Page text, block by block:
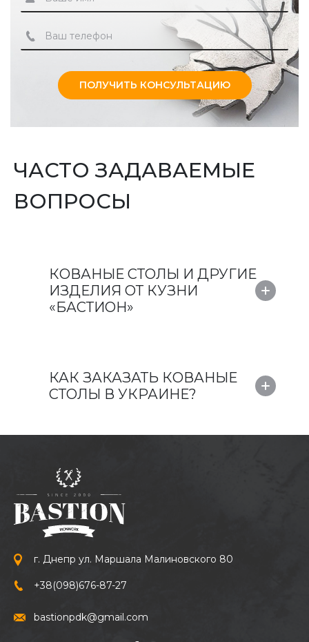
ПОЛУЧИТЬ КОНСУЛЬТАЦИЮ
ЧАСТО ЗАДАВАЕМЫЕ
ВОПРОСЫ
КОВАНЫЕ СТОЛЫ И ДРУГИЕ
ИЗДЕЛИЯ ОТ КУЗНИ
«БАСТИОН»
КАК ЗАКАЗАТЬ КОВАНЫЕ
СТОЛЫ В УКРАИНЕ?
г. Днепр ул. Маршала Малиновского 80
+38(098)676-87-27
bastionpdk@gmail.com